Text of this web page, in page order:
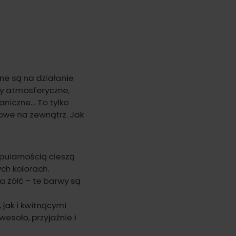
są na działanie
atmosferyczne,
To tylko
na zewnątrz. Jak
cieszą
kolorach.
żółć – te barwy są
jak i kwitnącymi
przyjaźnie i